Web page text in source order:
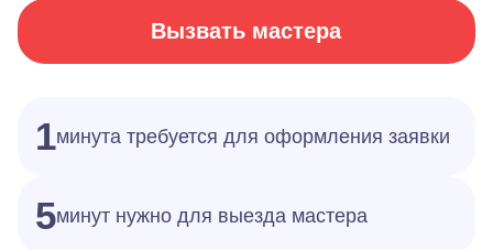
Вызвать мастера
1минута требуется для оформления заявки
5минут нужно для выезда мастера